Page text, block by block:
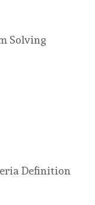
Solving
Definition